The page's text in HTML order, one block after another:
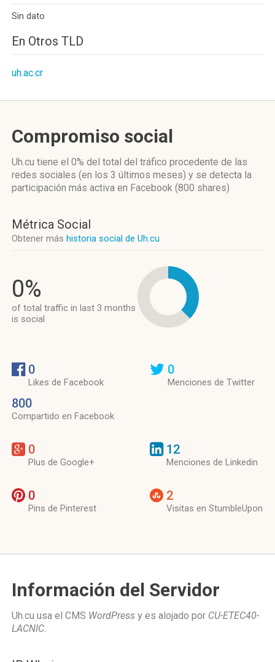
Sin dato
En Otros TLD
uh.ac.cr
Compromiso social
Uh.cu tiene el 0% del total del tráfico procedente de las
redes sociales (en los 3 últimos meses) y se detecta la
participación más activa en Facebook (800 shares)
Métrica Social
Obtener más historia social de Uh.cu
0%
of total traffic in last 3 months
is social
0
Likes de Facebook
800
Compartido en Facebook
0
Menciones de Twitter
0
Plus de Google+
12
Menciones de Linkedin
0
Pins de Pinterest
2
Visitas en StumbleUpon
Información del Servidor
Uh.cu usa el CMS WordPress y es alojado por CU-ETEC40-
LACNIC.